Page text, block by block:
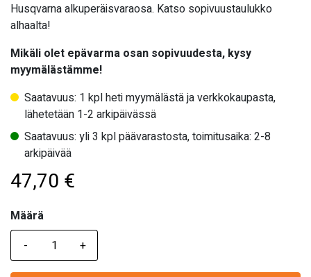
Husqvarna alkuperäisvaraosa. Katso sopivuustaulukko
alhaalta!
Mikäli olet epävarma osan sopivuudesta, kysy
myymälästämme!
Saatavuus: 1 kpl heti myymälästä ja verkkokaupasta,
lähetetään 1-2 arkipäivässä
Saatavuus: yli 3 kpl päävarastosta, toimitusaika: 2-8
arkipäivää
47,70 €
Määrä
Määrä